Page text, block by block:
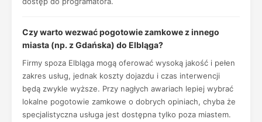
Czy warto wezwać pogotowie zamkowe z innego
miasta (np. z Gdańska) do Elbląga?
Firmy spoza Elbląga mogą oferować wysoką jakość i pełen
zakres usług, jednak koszty dojazdu i czas interwencji
będą zwykle wyższe. Przy nagłych awariach lepiej wybrać
lokalne pogotowie zamkowe o dobrych opiniach, chyba że
specjalistyczna usługa jest dostępna tylko poza miastem.